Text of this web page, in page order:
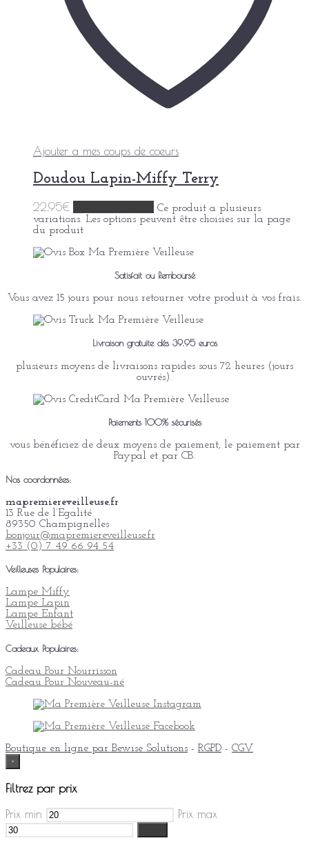
Ajouter a mes coups de coeurs
Doudou Lapin-Miffy Terry
22,95€
Ce produit a plusieurs
variations. Les options peuvent être choisies sur la page
du produit
Satisfait ou Remboursé
Vous avez 15 jours pour nous retourner votre produit à vos frais.
Livraison gratuite dés 39.95 euros
plusieurs moyens de livraisons rapides sous 72 heures (jours
ouvrés).
Paiements 100% sécurisés
vous bénéficiez de deux moyens de paiement, le paiement par
Paypal et par CB.
Nos coordonnées:
mapremiereveilleuse.fr
13 Rue de l’Egalité
89350 Champignelles
bonjour@mapremiereveilleuse.fr
+33 (0) 7 49 66 94 54
Veilleuses Populaires:
Lampe Miffy
Lampe Lapin
Lampe Enfant
Veilleuse bébé
Cadeaux Populaires:
Cadeau Pour Nourrisson
Cadeau Pour Nouveau-né
Boutique en ligne par Bewise Solutions - RGPD - CGV
×
Filtrez par prix
Prix min Prix max